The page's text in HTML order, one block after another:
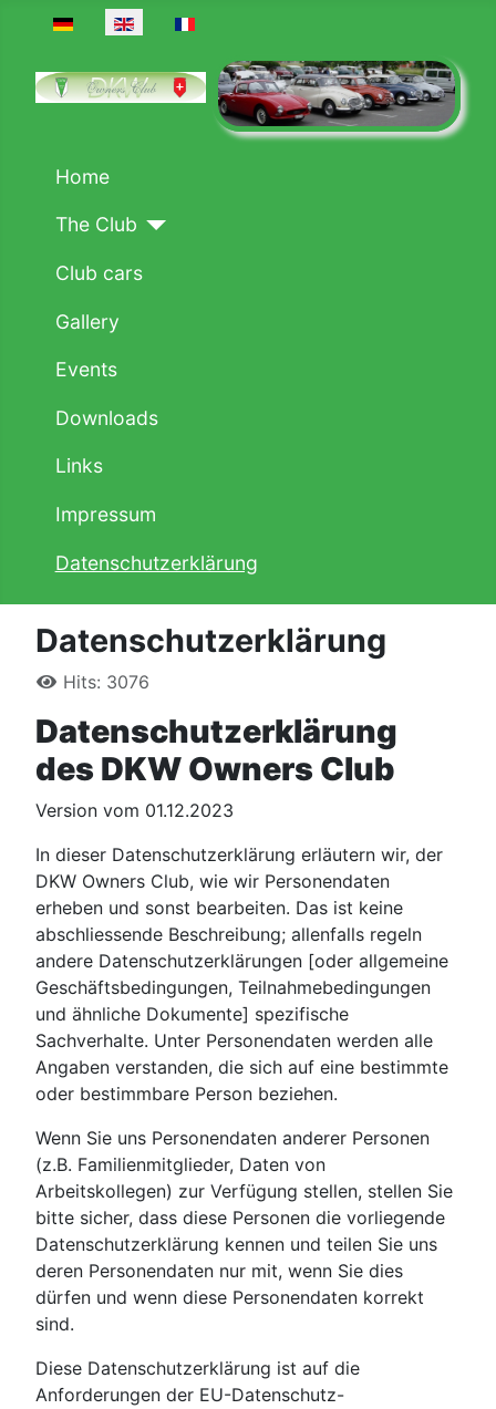
Select your language
Home
The Club
Club cars
Gallery
Events
Downloads
Links
Impressum
Datenschutzerklärung
Datenschutzerklärung
Hits: 3076
Datenschutzerklärung
des DKW Owners Club
Version vom 01.12.2023
In dieser Datenschutzerklärung erläutern wir, der
DKW Owners Club, wie wir Personendaten
erheben und sonst bearbeiten. Das ist keine
abschliessende Beschreibung; allenfalls regeln
andere Datenschutzerklärungen [oder allgemeine
Geschäftsbedingungen, Teilnahmebedingungen
und ähnliche Dokumente] spezifische
Sachverhalte. Unter Personendaten werden alle
Angaben verstanden, die sich auf eine bestimmte
oder bestimmbare Person beziehen.
Wenn Sie uns Personendaten anderer Personen
(z.B. Familienmitglieder, Daten von
Arbeitskollegen) zur Verfügung stellen, stellen Sie
bitte sicher, dass diese Personen die vorliegende
Datenschutzerklärung kennen und teilen Sie uns
deren Personendaten nur mit, wenn Sie dies
dürfen und wenn diese Personendaten korrekt
sind.
Diese Datenschutzerklärung ist auf die
Anforderungen der EU-Datenschutz-